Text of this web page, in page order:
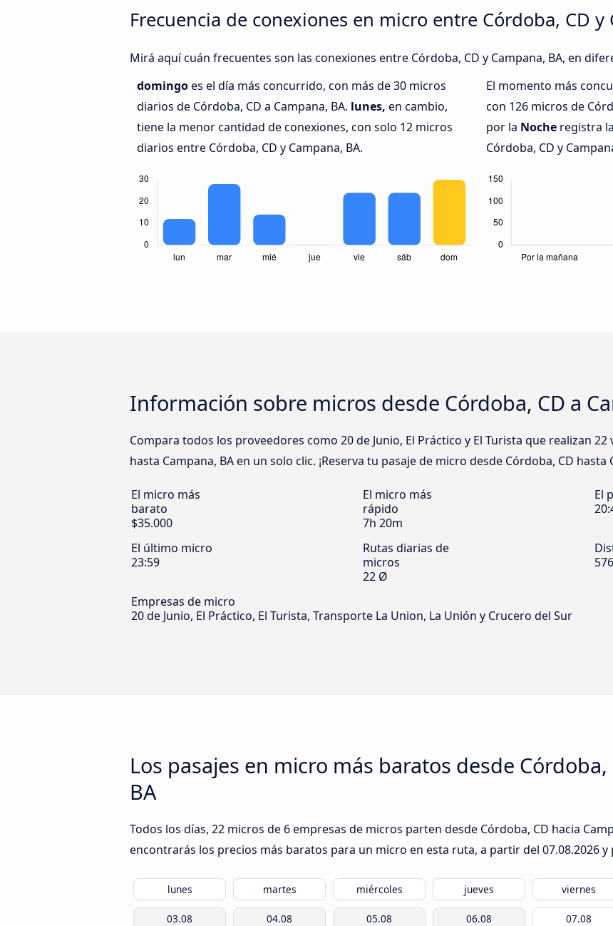
Frecuencia de conexiones en micro entre Córdoba, CD y
Mirá aquí cuán frecuentes son las conexiones entre Córdoba, CD y Campana, BA, en
domingoes el día más concurrido, con más de 30 micros
diarios de Córdoba, CD a Campana, BA. lunes, en cambio,
tiene la menor cantidad de conexiones, con solo 12 micros
diarios entre Córdoba, CD y Campana, BA.
El momento más
con 126 micros de
por la Noche registra
Córdoba, CD y
Información sobre micros desde Córdoba, CD a
Compara todos los proveedores como 20 de Junio, El Práctico y El Turista que realizan
hasta Campana, BA en un solo clic. ¡Reserva tu pasaje de micro desde Córdoba, CD hasta
El micro más
barato
$35.000
El micro más
rápido
7h 20m
El
El último micro
23:59
Rutas diarias de
micros
22 Ø
Empresas de micro
20 de Junio, El Práctico, El Turista, Transporte La Union, La Unión y Crucero del Sur
Los pasajes en micro más baratos desde
BA
Todos los días, 22 micros de 6 empresas de micros parten desde Córdoba, CD hacia
encontrarás los precios más baratos para un micro en esta ruta, a partir del 07.08.2026y
lunes martes miércoles jueves viernes
03.08 04.08 05.08 06.08 07.08